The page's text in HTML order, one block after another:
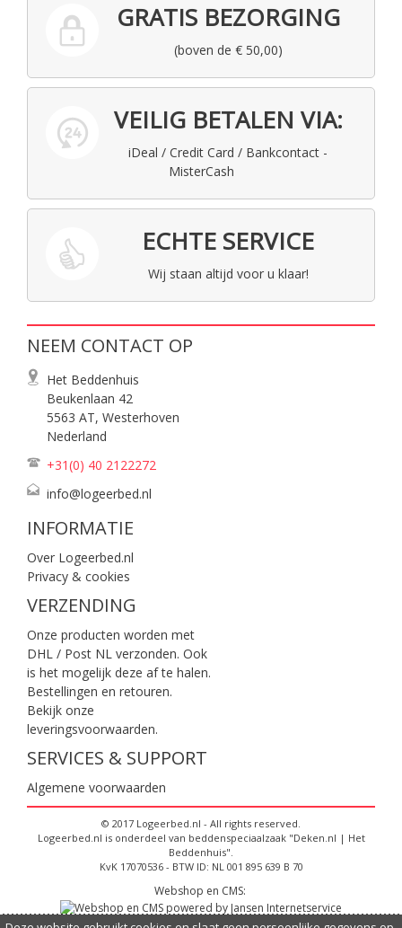
GRATIS BEZORGING
(boven de € 50,00)
VEILIG BETALEN VIA:
iDeal / Credit Card / Bankcontact -
MisterCash
ECHTE SERVICE
Wij staan altijd voor u klaar!
NEEM CONTACT OP
Het Beddenhuis
Beukenlaan 42
5563 AT, Westerhoven
Nederland
+31(0) 40 2122272
info@logeerbed.nl
INFORMATIE
Over Logeerbed.nl
Privacy & cookies
VERZENDING
Onze producten worden met
DHL / Post NL verzonden. Ook
is het mogelijk deze af te halen.
Bestellingen en retouren.
Bekijk onze
leveringsvoorwaarden.
SERVICES & SUPPORT
Algemene voorwaarden
© 2017 Logeerbed.nl - All rights reserved.
Logeerbed.nl is onderdeel van beddenspeciaalzaak "Deken.nl | Het
Beddenhuis".
KvK 17070536 - BTW ID: NL 001 895 639 B 70
Webshop en CMS: